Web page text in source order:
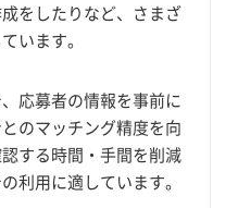
をしたりなど、さまざ
います。
応募者の情報を事前に
のマッチング精度を向
する時間・手間を削減
利用に適しています。